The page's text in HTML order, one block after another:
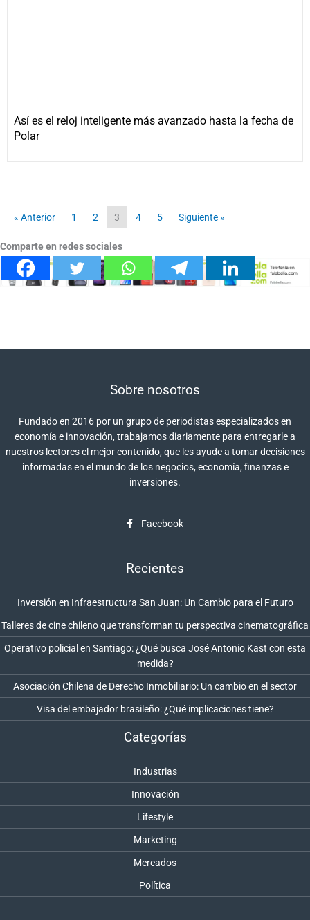
Así es el reloj inteligente más avanzado hasta la fecha de
Polar
« Anterior 1 2 3 4 5 Siguiente »
Comparte en redes sociales
Sobre nosotros
Fundado en 2016 por un grupo de periodistas especializados en
economía e innovación, trabajamos diariamente para entregarle a
nuestros lectores el mejor contenido, que les ayude a tomar decisiones
informadas en el mundo de los negocios, economía, finanzas e
inversiones.
Facebook
Recientes
Inversión en Infraestructura San Juan: Un Cambio para el Futuro
Talleres de cine chileno que transforman tu perspectiva cinematográfica
Operativo policial en Santiago: ¿Qué busca José Antonio Kast con esta
medida?
Asociación Chilena de Derecho Inmobiliario: Un cambio en el sector
Visa del embajador brasileño: ¿Qué implicaciones tiene?
Categorías
Industrias
Innovación
Lifestyle
Marketing
Mercados
Política